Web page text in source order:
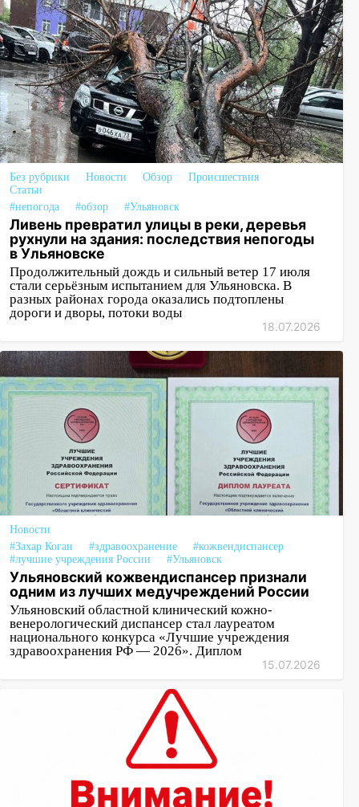
Без рубрики Новости Обзор
Происшествия
Статьи
#непогода
#обзор #Ульяновск
Ливень превратил улицы в реки, деревья
рухнули на здания: последствия непогоды
в Ульяновске
Продолжительный дождь и сильный ветер 17 июля
стали серьёзным испытанием для Ульяновска. В
разных районах города оказались подтоплены
дороги и дворы, потоки воды
18.07.2026
Новости
#Захар Коган
#здравоохранение
#кожвендиспансер
#лучшие учреждения России
#Ульяновск
Ульяновский кожвендиспансер признали
одним из лучших медучреждений России
Ульяновский областной клинический кожно-
венерологический диспансер стал лауреатом
национального конкурса «Лучшие учреждения
здравоохранения РФ — 2026». Диплом
15.07.2026